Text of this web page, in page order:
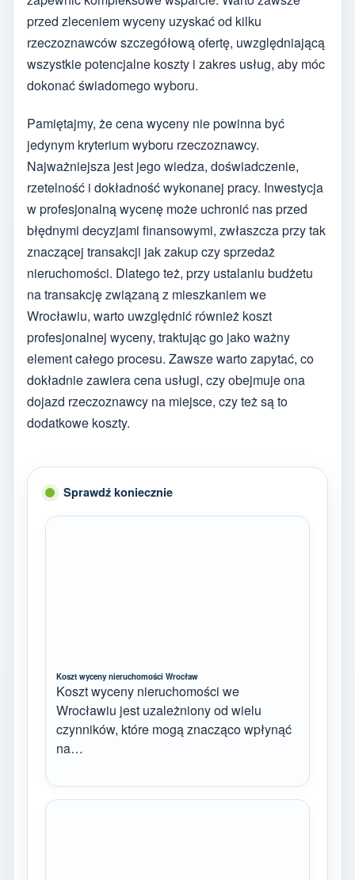
przed zleceniem wyceny uzyskać od kilku
rzeczoznawców szczegółową ofertę, uwzględniającą
wszystkie potencjalne koszty i zakres usług, aby móc
dokonać świadomego wyboru.
Pamiętajmy, że cena wyceny nie powinna być
jedynym kryterium wyboru rzeczoznawcy.
Najważniejsza jest jego wiedza, doświadczenie,
rzetelność i dokładność wykonanej pracy. Inwestycja
w profesjonalną wycenę może uchronić nas przed
błędnymi decyzjami finansowymi, zwłaszcza przy tak
znaczącej transakcji jak zakup czy sprzedaż
nieruchomości. Dlatego też, przy ustalaniu budżetu
na transakcję związaną z mieszkaniem we
Wrocławiu, warto uwzględnić również koszt
profesjonalnej wyceny, traktując go jako ważny
element całego procesu. Zawsze warto zapytać, co
dokładnie zawiera cena usługi, czy obejmuje ona
dojazd rzeczoznawcy na miejsce, czy też są to
dodatkowe koszty.
Sprawdź koniecznie
Koszt wyceny nieruchomości Wrocław
Koszt wyceny nieruchomości we
Wrocławiu jest uzależniony od wielu
czynników, które mogą znacząco wpłynąć
na…